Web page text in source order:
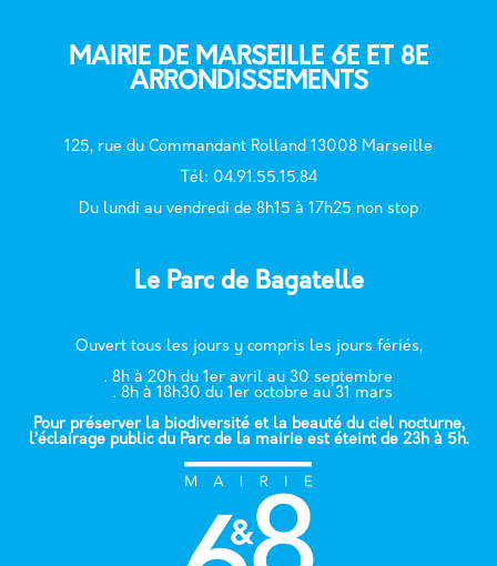
MAIRIE DE MARSEILLE 6E ET 8E
ARRONDISSEMENTS
125, rue du Commandant Rolland 13008 Marseille
T él: 04.91.55.15.84
Du lundi au vendredi de 8h15 à 17h25 non stop
Le Parc de Bagatelle
Ouvert tous les jours y compris les jours fériés,
. 8h à 20h du 1er avril au 30 septembre
. 8h à 18h30 du 1er octobre au 31 mars
Pour préserver la biodiversité et la beauté du ciel nocturne,
l’éclairage public du Parc de la mairie est éteint de 23h à 5h.